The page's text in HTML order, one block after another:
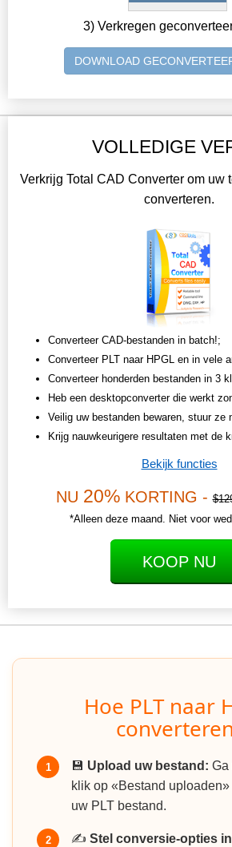
3) Verkregen
DOWNLOAD
VOLLEDIGE
Verkrijg Total CAD Converter om uw
converteren.
Converteer CAD-bestanden in batch!;
Converteer PLT naar HPGL en in vele
Converteer honderden bestanden in 3
Heb een desktopconverter die werkt
Veilig uw bestanden bewaren, stuur ze
Krijg nauwkeurigere resultaten met de
Bekijk functies
NU 20%KORTING -
*Alleen deze maand. Niet voor
KOOP NU
Hoe PLT naar
1 💾 Upload uw bestand: Ga
klik op «Bestand
uw PLT bestand.
2 ✍️ Stel conversie-opties